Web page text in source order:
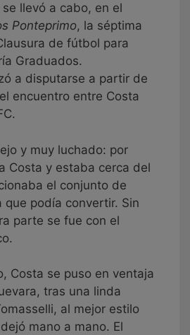
llevó a cabo, en el
Ponteprimo, la séptima
de fútbol para
Graduados.
a disputarse a partir de
encuentro entre Costa
y muy luchado: por
Costa y estaba cerca del
el conjunto de
que podía convertir. Sin
parte se fue con el
Costa se puso en ventaja
tras una linda
al mejor estilo
mano a mano. El